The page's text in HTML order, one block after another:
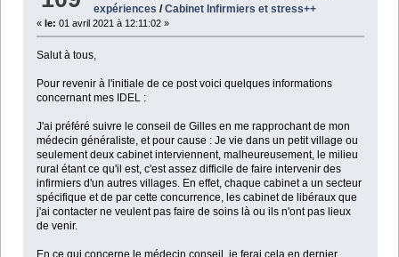
expériences /Cabinet Infirmiers et stress++
« le: 01 avril 2021 à 12:11:02 »
Salut à tous,
Pour revenir à l'initiale de ce post voici quelques informations
concernant mes IDEL :
J'ai préféré suivre le conseil de Gilles en me rapprochant de mon
médecin généraliste, et pour cause : Je vie dans un petit village ou
seulement deux cabinet interviennent, malheureusement, le milieu
rural étant ce qu'il est, c'est assez difficile de faire intervenir des
infirmiers d'un autres villages. En effet, chaque cabinet a un secteur
spécifique et de par cette concurrence, les cabinet de libéraux que
j'ai contacter ne veulent pas faire de soins là ou ils n'ont pas lieux
de venir.
En ce qui concerne le médecin conseil, je ferai cela en dernier